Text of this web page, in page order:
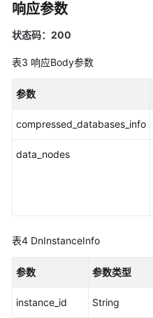
践
API
考
用
响应参数
状态码：200
表3 响应Body参数
参数
compressed_databases_info
data_nodes
表4 DnInstanceInfo
参数 参数类型
instance_id String